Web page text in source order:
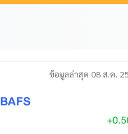
ข้อมูลล่าสุด 08 ส.ค.
BAFS